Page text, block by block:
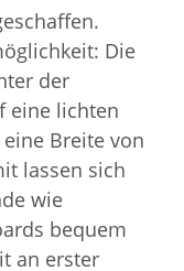
Die
der
eine lichten
Breite von
lassen sich
wie
bequem
an erster